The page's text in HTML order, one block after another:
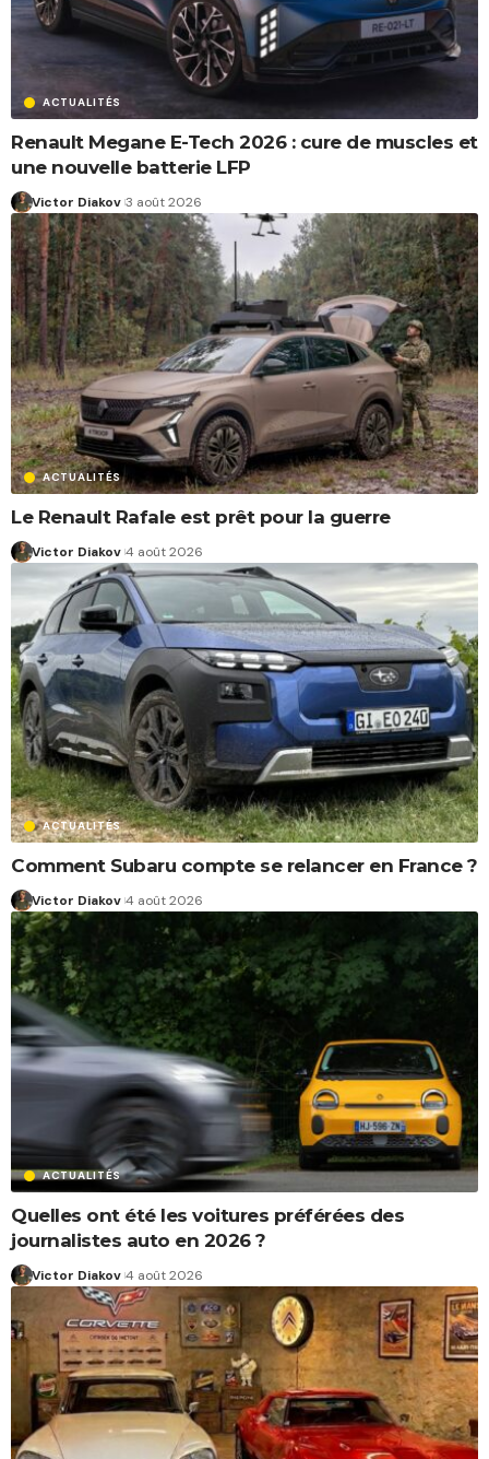
ACTUALITÉS
Renault Megane E-Tech 2026 : cure de muscles et
une nouvelle batterie LFP
Victor Diakov 3 août 2026
ACTUALITÉS
Le Renault Rafale est prêt pour la guerre
Victor Diakov 4 août 2026
ACTUALITÉS
Comment Subaru compte se relancer en France ?
Victor Diakov 4 août 2026
ACTUALITÉS
Quelles ont été les voitures préférées des
journalistes auto en 2026 ?
Victor Diakov 4 août 2026